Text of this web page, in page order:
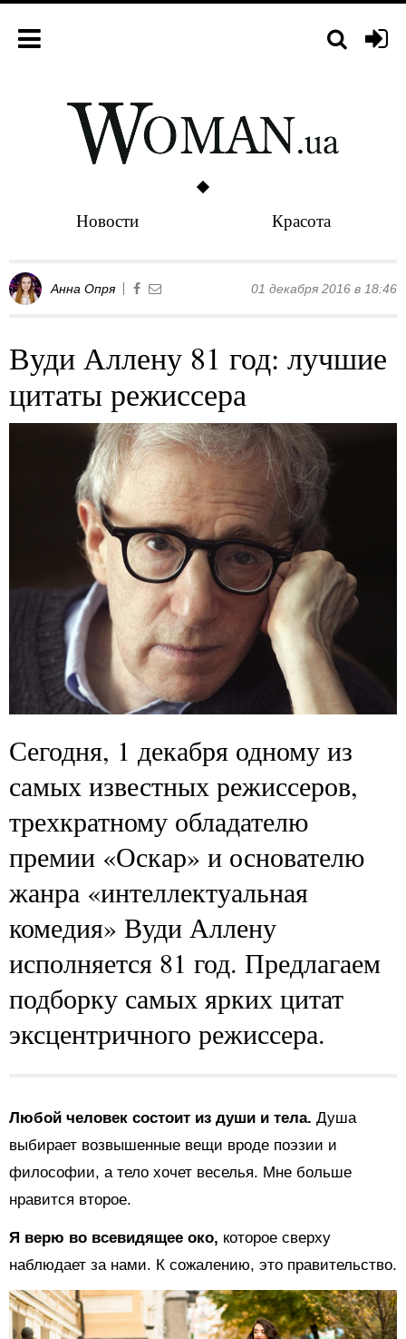
Новости Красота
Анна Опря 01 декабря 2016 в 18:46
Вуди Аллену 81 год: лучшие
цитаты режиссера
Сегодня, 1 декабря одному из
самых известных режиссеров,
трехкратному обладателю
премии «Оскар» и основателю
жанра «интеллектуальная
комедия» Вуди Аллену
исполняется 81 год. Предлагаем
подборку самых ярких цитат
эксцентричного режиссера.
Любой человек состоит из души и тела. Душа
выбирает возвышенные вещи вроде поэзии и
философии, а тело хочет веселья. Мне больше
нравится второе.
Я верю во всевидящее око, которое сверху
наблюдает за нами. К сожалению, это правительство.